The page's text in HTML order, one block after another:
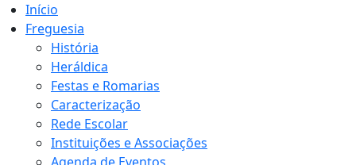
Início
Freguesia
História
Heráldica
Festas e Romarias
Caracterização
Rede Escolar
Instituições e Associações